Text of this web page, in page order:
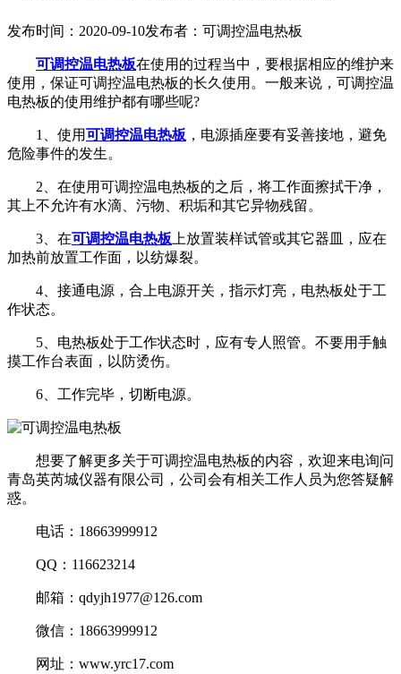
发布时间：2020-09-10发布者：可调控温电热板
可调控温电热板在使用的过程当中，要根据相应的维护来
使用，保证可调控温电热板的长久使用。一般来说，可调控温
电热板的使用维护都有哪些呢?
1、使用可调控温电热板 ，电源插座要有妥善接地，避免
危险事件的发生。
2、在使用可调控温电热板的之后，将工作面擦拭干净，
其上不允许有水滴、污物、积垢和其它异物残留。
3、在可调控温电热板 上放置装样试管或其它器皿，应在
加热前放置工作面，以纺爆裂。
4、接通电源，合上电源开关，指示灯亮，电热板处于工
作状态。
5、电热板处于工作状态时，应有专人照管。不要用手触
摸工作台表面，以防烫伤。
6、工作完毕，切断电源。
想要了解更多关于可调控温电热板的内容，欢迎来电询问
青岛英芮城仪器有限公司，公司会有相关工作人员为您答疑解
惑。
电话：18663999912
QQ：116623214
邮箱：qdyjh1977@126.com
微信：18663999912
网址：www.yrc17.com